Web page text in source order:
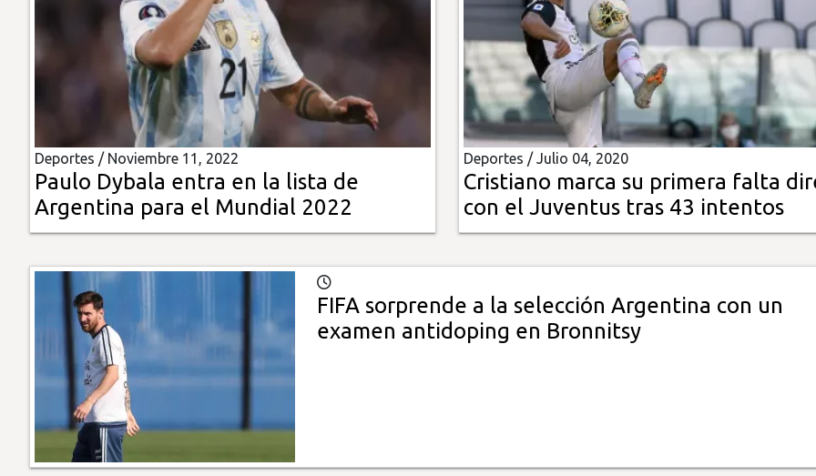
Mundo
Multimedia
Impreso
Deportes / Noviembre 11, 2022
Paulo Dybala entra en la lista de
Argentina para el Mundial 2022
Deportes /Julio 04, 2020
Cristiano marca su primera falta
con el Juventus tras 43 intentos
FIFA sorprende a la selección Argentina con un
examen antidoping en Bronnitsy